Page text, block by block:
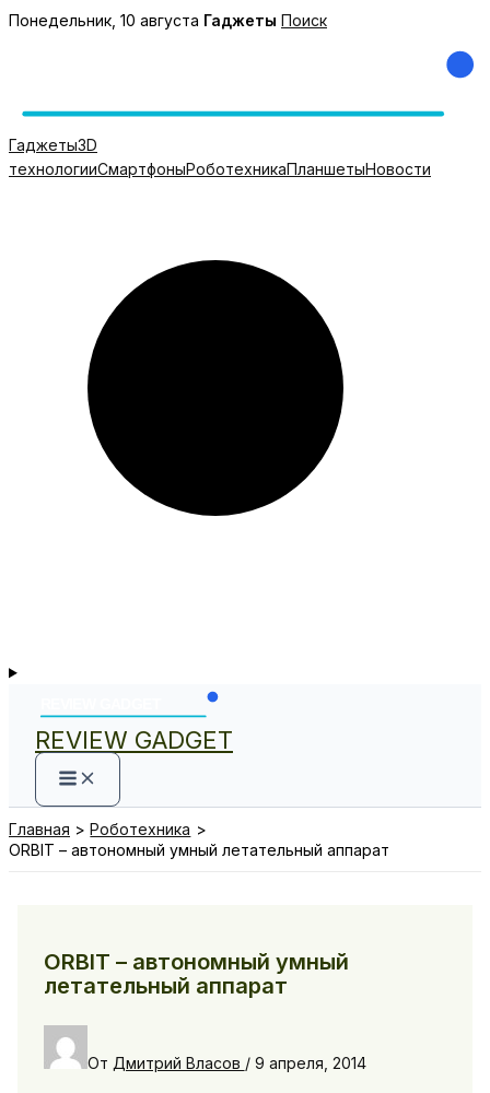
Перейти
Понедельник, 10 августа Гаджеты Поиск
Гаджеты3D
технологииСмартфоныРоботехникаПланшетыНовости
REVIEW GADGET
Главная
Роботехника
ORBIT – автономный умный летательный аппарат
ORBIT – автономный умный
летательный аппарат
От Дмитрий Власов / 9 апреля, 2014